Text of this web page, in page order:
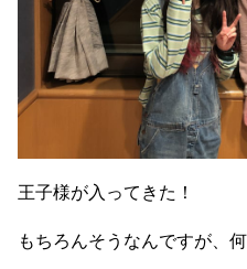
王子様が入ってきた！
もちろんそうなんですが、